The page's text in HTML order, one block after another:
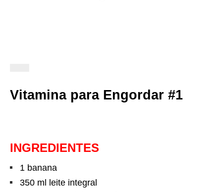
Vitamina para Engordar #1
INGREDIENTES
1 banana
350 ml leite integral